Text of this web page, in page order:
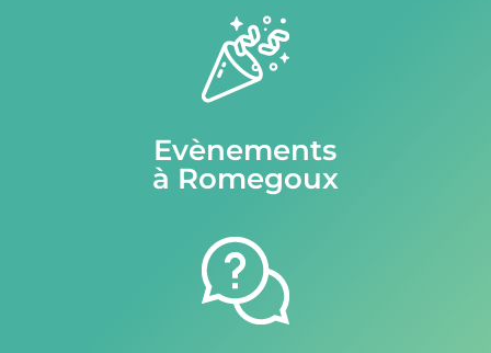
Evènements
à Romegoux